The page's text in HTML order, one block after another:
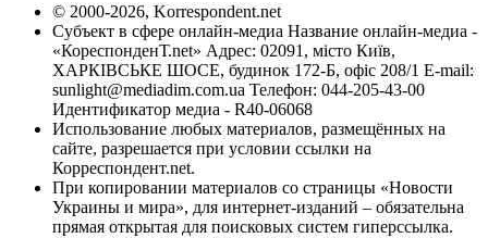
© 2000-2026, Korrespondent.net
Субъект в сфере онлайн-медиа Название онлайн-медиа -
«КореспонденТ.net» Адрес: 02091, місто Київ,
ХАРКІВСЬКЕ ШОСЕ, будинок 172-Б, офіс 208/1 E-mail:
sunlight@mediadim.com.ua Телефон: 044-205-43-00
Идентификатор медиа - R40-06068
Использование любых материалов, размещённых на
сайте, разрешается при условии ссылки на
Корреспондент.net.
При копировании материалов со страницы «Новости
Украины и мира», для интернет-изданий – обязательна
прямая открытая для поисковых систем гиперссылка.